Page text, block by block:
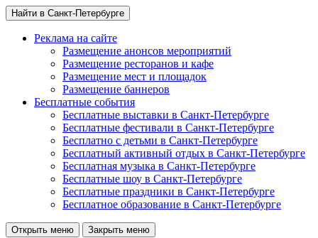
Найти в Санкт-Петербурге
Реклама на сайте
Размещение анонсов мероприятий
Размещение ресторанов и кафе
Размещение мест и площадок
Размещение баннеров
Бесплатные события
Бесплатные выставки в Санкт-Петербурге
Бесплатные фестивали в Санкт-Петербурге
Бесплатно с детьми в Санкт-Петербурге
Бесплатный активный отдых в Санкт-Петербурге
Бесплатная музыка в Санкт-Петербурге
Бесплатные шоу в Санкт-Петербурге
Бесплатные праздники в Санкт-Петербурге
Бесплатное образование в Санкт-Петербурге
Открыть меню Закрыть меню